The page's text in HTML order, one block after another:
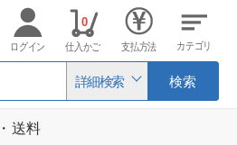
詳細検索 検索
ログイン 仕入かご
0
支払方法 カテゴリ
送料